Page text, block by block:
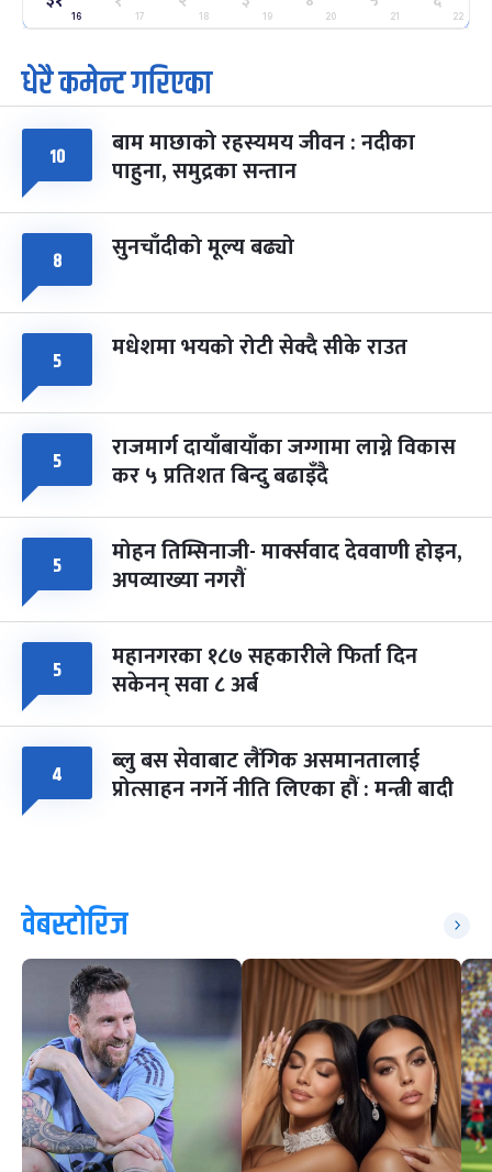
मंगल फाल्गुन २५, २०८३ Mar 9, 2027
७
आइत
पूर्णिमा व्रत
चैत्र ७, २०८३-Mar 21, 2027
८
सोम
फागुपूर्णिमा
चैत्र ८, २०८३- Mar 22, 2027
७ महिना बाँकी
16 17 18 19 20 21 22
धेरै कमेन्ट गरिएका
१० बाम माछाको रहस्यमय जीवन : नदीका
पाहुना, समुद्रका सन्तान
८ सुनचाँदीको मूल्य बढ्यो
५ मधेशमा भयको रोटी सेक्दै सीके राउत
५ राजमार्ग दायाँबायाँका जग्गामा लाग्ने विकास
कर ५ प्रतिशत बिन्दु बढाइँदै
५ मोहन तिम्सिनाजी- मार्क्सवाद देववाणी होइन,
अपव्याख्या नगरौं
५ महानगरका १८७ सहकारीले फिर्ता दिन
सकेनन् सवा ८ अर्ब
४ ब्लु बस सेवाबाट लैंगिक असमानतालाई
प्रोत्साहन नगर्ने नीति लिएका हौं : मन्त्री बादी
वेबस्टोरिज